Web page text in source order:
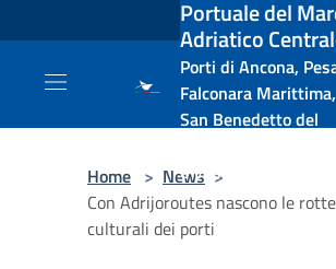
Salta al contenuto principalePortuale del
Adriatico
Porti di Ancona,
Falconara Marittima,
San Benedetto del
e Vasto
Home > News >
Con Adrijoroutes nascono le rotte
culturali dei porti